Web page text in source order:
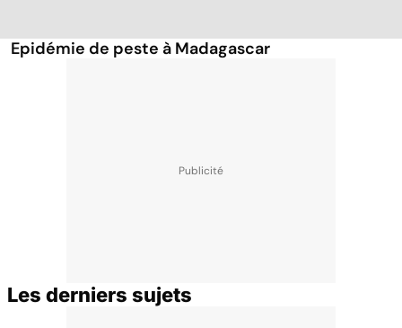
Epidémie de peste à Madagascar
Les derniers sujets